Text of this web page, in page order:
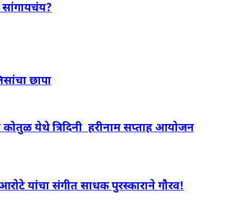
छापा
कोतुळ येथे त्रिदिनी हरीनाम सप्ताह आयोजन
यांचा संगीत साधक पुरस्काराने गौरव!